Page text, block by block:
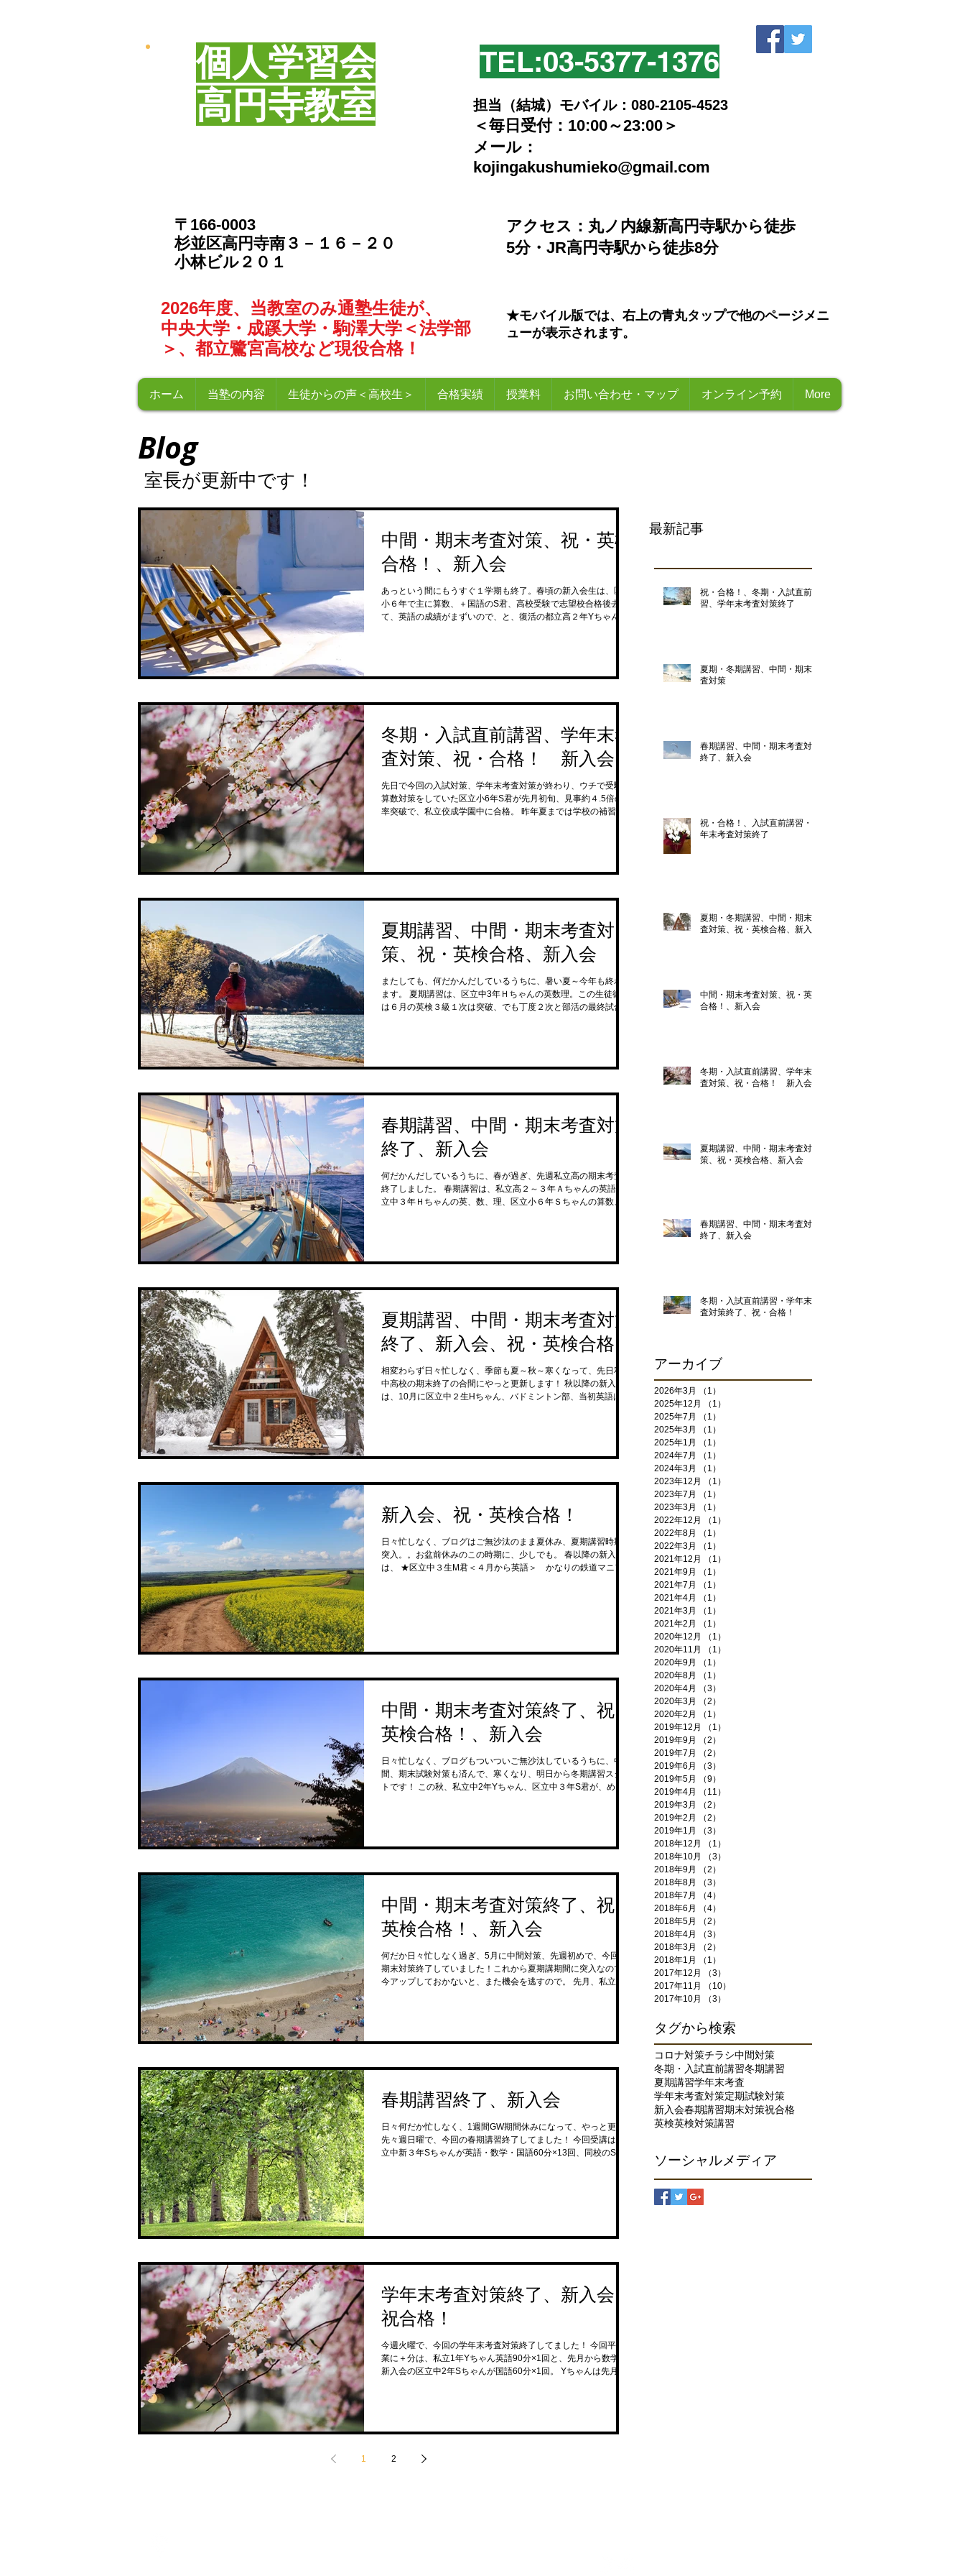
個人学習会
​高円寺教室
TEL:​03-5377-1376
担当（結城）モバイル：080-2105-4523
＜毎日受付：10:00～23:00＞
​メール：
kojingakushumieko@gmail.com
〒166-0003
​杉並区高円寺南３－１６－２０
​小林ビル２０１
​アクセス：丸ノ内線新高円寺駅から徒歩
5分・JR高円寺駅から徒歩8分
2026年度、当教室のみ通塾生徒が、
中央大学・成蹊大学・駒澤大学＜法学部
＞、都立鷺宮高校など現役合格！
★モバイル版では、右上の青丸タップで他のページメニ
ューが表示されます。
ホーム 当塾の内容 生徒からの声＜高校生＞ 合格実績 授業料 お問い合わせ・マップ オンライン予約 More
Blog
室長が更新中です！
中間・期末考査対策、祝・英検
合格！、新入会
あっという間にもうすぐ１学期も終了。春頃の新入会生は、区立
小６年で主に算数、＋国語のS君、高校受験で志望校合格後去っ
て、英語の成績がまずいので、と、復活の都立高２年Yちゃん。
冬期・入試直前講習、学年末考
査対策、祝・合格！ 新入会
先日で今回の入試対策、学年末考査対策が終わり、ウチで受験の
算数対策をしていた区立小6年S君が先月初旬、見事約４.5倍の倍
率突破で、私立佼成学園中に合格。 昨年夏までは学校の補習で、
夏期講習、中間・期末考査対
策、祝・英検合格、新入会
またしても、何だかんだしているうちに、暑い夏～今年も終わり
ます。 夏期講習は、区立中3年Ｈちゃんの英数理。この生徒彼女
は６月の英検３級１次は突破、でも丁度２次と部活の最終試合が
春期講習、中間・期末考査対策
終了、新入会
何だかんだしているうちに、春が過ぎ、先週私立高の期末考査が
終了しました。 春期講習は、私立高２～３年Ａちゃんの英語、区
立中３年Ｈちゃんの英、数、理、区立小６年Ｓちゃんの算数、国
夏期講習、中間・期末考査対策
終了、新入会、祝・英検合格！
相変わらず日々忙しなく、季節も夏～秋～寒くなって、先日私立
中高校の期末終了の合間にやっと更新します！ 秋以降の新入会
は、10月に区立中２生Hちゃん、バドミントン部、当初英語は中
新入会、祝・英検合格！
日々忙しなく、ブログはご無沙汰のまま夏休み、夏期講習時期に
突入。。お盆前休みのこの時期に、少しでも。 春以降の新入会生
は、 ★区立中３生M君＜４月から英語＞ かなりの鉄道マニア、
中間・期末考査対策終了、祝・
英検合格！、新入会
日々忙しなく、ブログもついついご無沙汰しているうちに、中
間、期末試験対策も済んで、寒くなり、明日から冬期講習スター
トです！ この秋、私立中2年Yちゃん、区立中３年S君が、めでた
中間・期末考査対策終了、祝・
英検合格！、新入会
何だか日々忙しなく過ぎ、5月に中間対策、先週初めで、今回の
期末対策終了していました！これから夏期講期間に突入なので、
今アップしておかないと、また機会を逃すので。 先月、私立中２
春期講習終了、新入会
日々何だか忙しなく、1週間GW期間休みになって、やっと更新、
先々週日曜で、今回の春期講習終了してました！ 今回受講は、区
立中新３年Sちゃんが英語・数学・国語60分×13回、同校のS君が
学年末考査対策終了、新入会、
祝合格！
今週火曜で、今回の学年末考査対策終了してました！ 今回平常授
業に＋分は、私立1年Yちゃん英語90分×1回と、先月から数学で
新入会の区立中2年Sちゃんが国語60分×1回。 Yちゃんは先月か
1 2
最新記事
祝・合格！、冬期・入試直前講
習、学年末考査対策終了
夏期・冬期講習、中間・期末考
査対策
春期講習、中間・期末考査対策
終了、新入会
祝・合格！、入試直前講習・学
年末考査対策終了
夏期・冬期講習、中間・期末考
査対策、祝・英検合格、新入会
中間・期末考査対策、祝・英検
合格！、新入会
冬期・入試直前講習、学年末考
査対策、祝・合格！ 新入会
夏期講習、中間・期末考査対
策、祝・英検合格、新入会
春期講習、中間・期末考査対策
終了、新入会
冬期・入試直前講習・学年末考
査対策終了、祝・合格！
アーカイブ
2026年3月 （1）
2025年12月
（1）
2025年7月
（1）
2025年3月
（1）
2025年1月
（1）
2024年7月
（1）
2024年3月
（1）
2023年12月
（1）
2023年7月
（1）
2023年3月
（1）
2022年12月
（1）
2022年8月
（1）
2022年3月
（1）
2021年12月
（1）
2021年9月
（1）
2021年7月
（1）
2021年4月
（1）
2021年3月
（1）
2021年2月
（1）
2020年12月
（1）
2020年11月
（1）
2020年9月
（1）
2020年8月
（1）
2020年4月
（3）
2020年3月
（2）
2020年2月
（1）
2019年12月
（1）
2019年9月
（2）
2019年7月
（2）
2019年6月
（3）
2019年5月
（9）
2019年4月
（11）
2019年3月
（2）
2019年2月
（2）
2019年1月
（3）
2018年12月
（1）
2018年10月
（3）
2018年9月
（2）
2018年8月
（3）
2018年7月
（4）
2018年6月
（4）
2018年5月
（2）
2018年4月
（3）
2018年3月
（2）
2018年1月
（1）
2017年12月
（3）
2017年11月
（10）
2017年10月
（3）
タグから検索
コロナ対策チラシ中間対策
冬期・入試直前講習冬期講習
夏期講習学年末考査
学年末考査対策定期試験対策
新入会春期講習期末対策祝合格
英検英検対策講習
ソーシャルメディア